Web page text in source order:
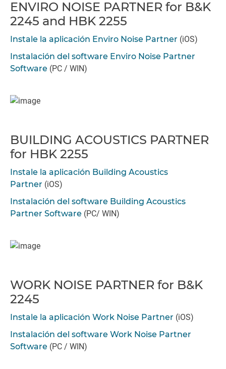
ENVIRO NOISE PARTNER for B&K
2245 and HBK 2255
Instale la aplicación Enviro Noise Partner (iOS)
Instalación del software Enviro Noise Partner
Software (PC / WIN)
BUILDING ACOUSTICS PARTNER
for HBK 2255
Instale la aplicación Building Acoustics
Partner (iOS)
Instalación del software Building Acoustics
Partner Software (PC/ WIN)
WORK NOISE PARTNER for B&K
2245
Instale la aplicación Work Noise Partner (iOS)
Instalación del software Work Noise Partner
Software (PC / WIN)